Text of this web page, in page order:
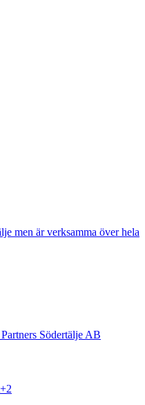
men är verksamma över hela
Södertälje AB
+2